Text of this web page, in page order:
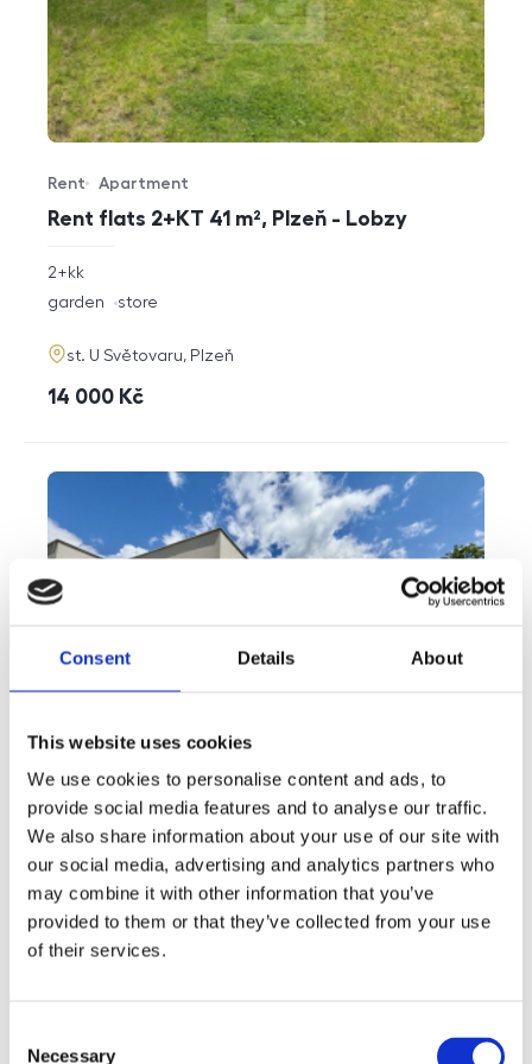
Consent Details About
This website uses cookies
We use cookies to personalise content and ads, to
provide social media features and to analyse our traffic.
We also share information about your use of our site with
our social media, advertising and analytics partners who
may combine it with other information that you’ve
provided to them or that they’ve collected from your use
of their services.
Necessary
Rent flats 2+KT 41 m², Plzeň - Lobzy
Offer type
Rent
Property type
Apartment
rozměry
2+kk
funkce
garden store
adresa
st. U Světovaru, Plzeň
cena
14 000 Kč
Sale houses Family, 181 m² - Unhošť
Offer type
Sale
Property type
House
Virtuální prohlídka
360° video
disposition
Family